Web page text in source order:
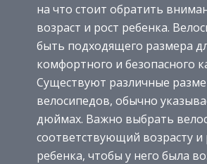
на что стоит обратить
возраст и рост ребенка.
быть подходящего размера
комфортного и безопасного
Существуют различные
велосипедов, обычно
дюймах. Важно выбрать
соответствующий возрасту и
ребенка, чтобы у него была